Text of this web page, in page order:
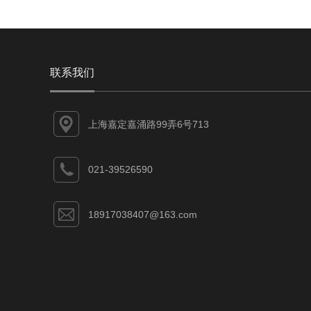
联系我们
上海嘉定嘉涌路99弄6号713
021-39526590
18917038407@163.com